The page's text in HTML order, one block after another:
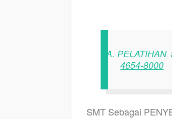
A.
4654-8000
SMT Sebagai